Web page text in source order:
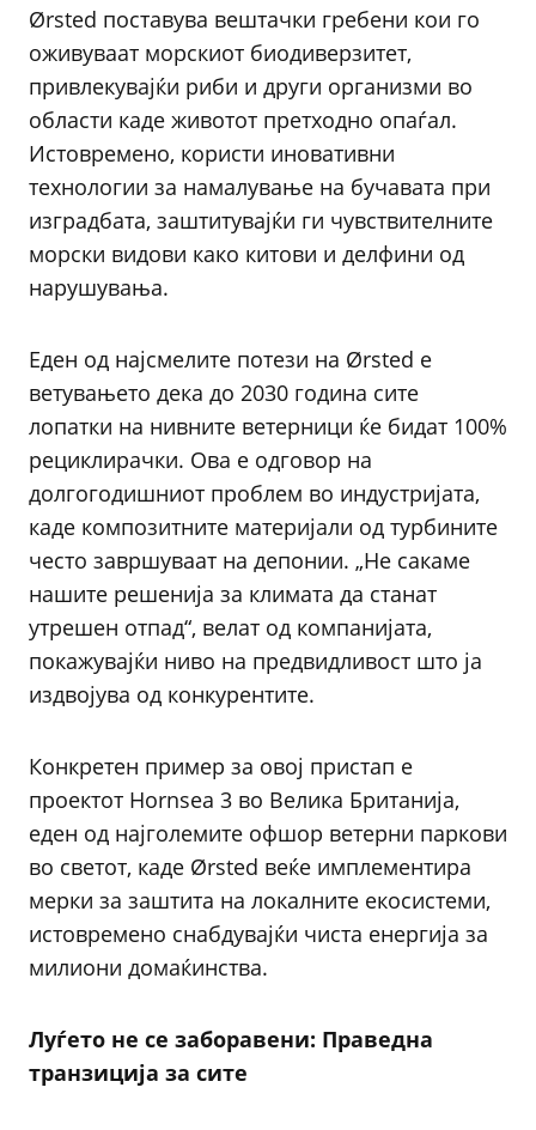
Ørsted поставува вештачки гребени кои го
оживуваат морскиот биодиверзитет,
привлекувајќи риби и други организми во
области каде животот претходно опаѓал.
Истовремено, користи иновативни
технологии за намалување на бучавата при
изградбата, заштитувајќи ги чувствителните
морски видови како китови и делфини од
нарушувања.
Еден од најсмелите потези на Ørsted е
ветувањето дека до 2030 година сите
лопатки на нивните ветерници ќе бидат 100%
рециклирачки. Ова е одговор на
долгогодишниот проблем во индустријата,
каде композитните материјали од турбините
често завршуваат на депонии. „Не сакаме
нашите решенија за климата да станат
утрешен отпад“, велат од компанијата,
покажувајќи ниво на предвидливост што ја
издвојува од конкурентите.
Конкретен пример за овој пристап е
проектот Hornsea 3 во Велика Британија,
еден од најголемите офшор ветерни паркови
во светот, каде Ørsted веќе имплементира
мерки за заштита на локалните екосистеми,
истовремено снабдувајќи чиста енергија за
милиони домаќинства.
Луѓето не се заборавени: Праведна
транзиција за сите